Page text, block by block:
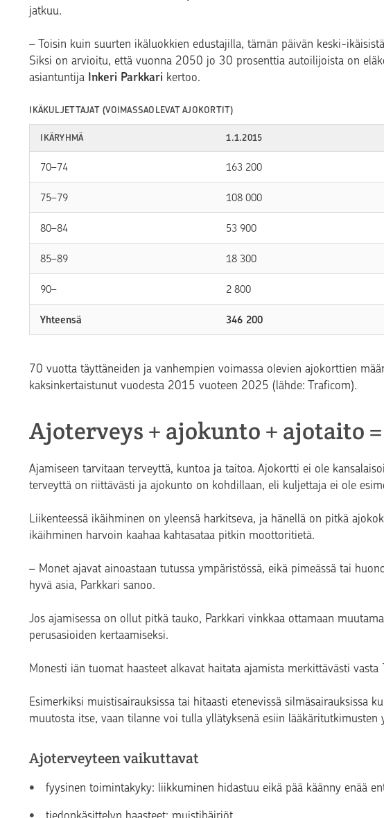
jatkuu.
– Toisin kuin suurten ikäluokkien edustajilla, tämän päivän keski-
Siksi on arvioitu, että vuonna 2050 jo 30 prosenttia autoilijoista on
asiantuntija Inkeri Parkkari kertoo.
IKÄKULJETTAJAT (VOIMASSAOLEVAT AJOKORTIT)
IKÄRYHMÄ 1.1.2015
70–74 163 200
75–79 108 000
80–84 53 900
85–89 18 300
90– 2 800
Yhteensä 346 200
70 vuotta täyttäneiden ja vanhempien voimassa olevien ajokorttien
kaksinkertaistunut vuodesta 2015 vuoteen 2025 (lähde: Traficom).
Ajoterveys + ajokunto + ajotaito
Ajamiseen tarvitaan terveyttä, kuntoa ja taitoa. Ajokortti ei ole
terveyttä on riittävästi ja ajokunto on kohdillaan, eli kuljettaja ei ole
Liikenteessä ikäihminen on yleensä harkitseva, ja hänellä on pitkä
ikäihminen harvoin kaahaa kahtasataa pitkin moottoritietä.
– Monet ajavat ainoastaan tutussa ympäristössä, eikä pimeässä tai
hyvä asia, Parkkari sanoo.
Jos ajamisessa on ollut pitkä tauko, Parkkari vinkkaa ottamaan
perusasioiden kertaamiseksi.
Monesti iän tuomat haasteet alkavat haitata ajamista merkittävästi
Esimerkiksi muistisairauksissa tai hitaasti etenevissä silmäsairauksissa
muutosta itse, vaan tilanne voi tulla yllätyksenä esiin lääkäritutkimusten
Ajoterveyteen vaikuttavat
fyysinen toimintakyky: liikkuminen hidastuu eikä pää käänny enää
tiedonkäsittelyn haasteet: muistihäiriöt.